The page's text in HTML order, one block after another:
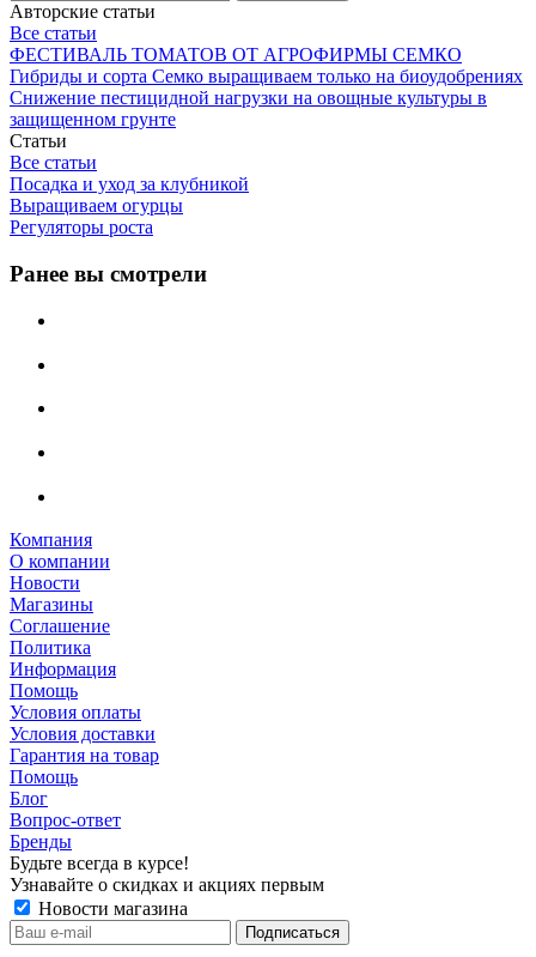
Авторские статьи
Все статьи
ФЕСТИВАЛЬ ТОМАТОВ ОТ АГРОФИРМЫ СЕМКО
Гибриды и сорта Семко выращиваем только на биоудобрениях
Снижение пестицидной нагрузки на овощные культуры в
защищенном грунте
Статьи
Все статьи
Посадка и уход за клубникой
Выращиваем огурцы
Регуляторы роста
Ранее вы смотрели
Компания
О компании
Новости
Магазины
Соглашение
Политика
Информация
Помощь
Условия оплаты
Условия доставки
Гарантия на товар
Помощь
Блог
Вопрос-ответ
Бренды
Будьте всегда в курсе!
Узнавайте о скидках и акциях первым
Новости магазина